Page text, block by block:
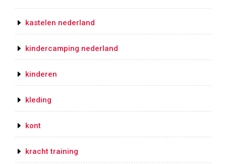
kastelen nederland
kindercamping nederland
kinderen
kleding
kont
kracht training